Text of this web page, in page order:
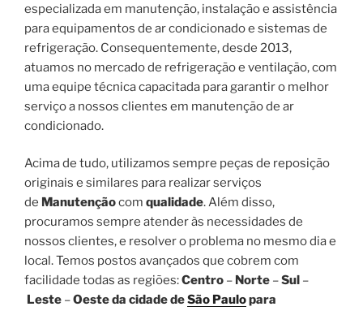
especializada em manutenção, instalação e assistência
para equipamentos de ar condicionado e sistemas de
refrigeração. Consequentemente, desde 2013,
atuamos no mercado de refrigeração e ventilação, com
uma equipe técnica capacitada para garantir o melhor
serviço a nossos clientes em manutenção de ar
condicionado.
Acima de tudo, utilizamos sempre peças de reposição
originais e similares para realizar serviços
de Manutençãocom qualidade. Além disso,
procuramos sempre atender às necessidades de
nossos clientes, e resolver o problema no mesmo dia e
local. Temos postos avançados que cobrem com
facilidade todas as regiões:Centro – Norte –Sul –
Leste –Oeste da cidade deSão Paulopara